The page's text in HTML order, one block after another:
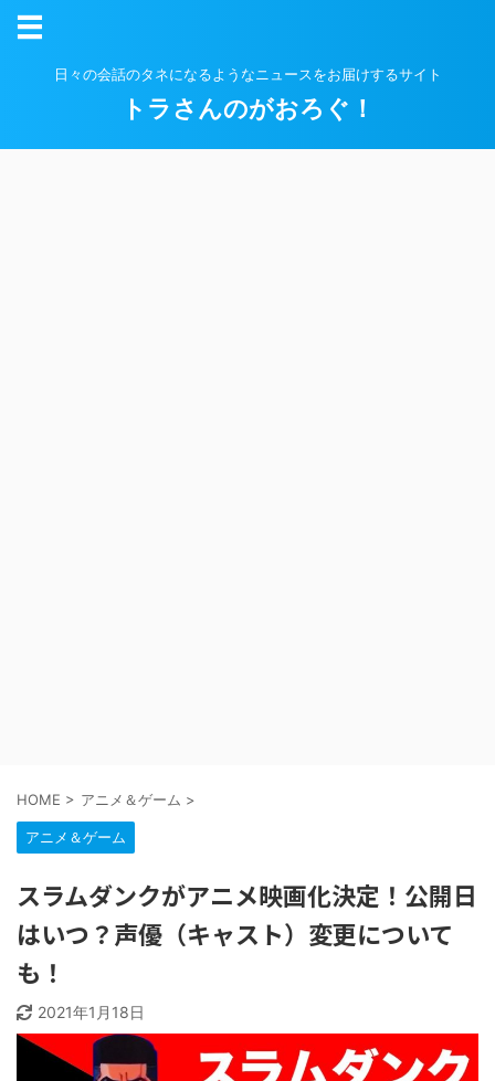
日々の会話のタネになるようなニュースをお届けするサイト
トラさんのがおろぐ！
HOME > アニメ＆ゲーム >
アニメ＆ゲーム
スラムダンクがアニメ映画化決定！公開日
はいつ？声優（キャスト）変更について
も！
2021年1月18日